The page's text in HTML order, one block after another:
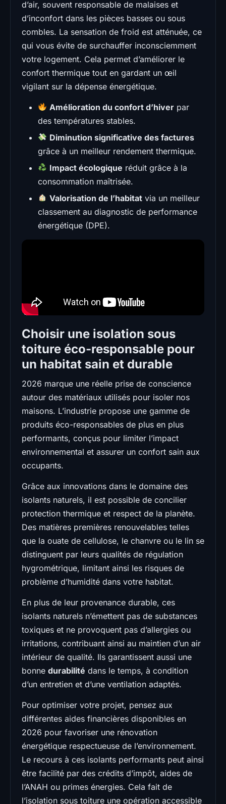
d’air, souvent responsable de malaises et
d’inconfort dans les pièces basses ou sous
combles. La sensation de froid est atténuée, ce
qui vous évite de surchauffer inconsciemment
votre logement. Cela permet d’améliorer le
confort thermique tout en gardant un œil
vigilant sur la dépense énergétique.
Amélioration du confort d’hiver par
des températures stables.
Diminution significative des factures
grâce à un meilleur rendement thermique.
Impact écologique réduit grâce à la
consommation maîtrisée.
Valorisation de l’habitat via un meilleur
classement au diagnostic de performance
énergétique (DPE).
Choisir une isolation sous
toiture éco-responsable pour
un habitat sain et durable
2026 marque une réelle prise de conscience
autour des matériaux utilisés pour isoler nos
maisons. L’industrie propose une gamme de
produits éco-responsables de plus en plus
performants, conçus pour limiter l’impact
environnemental et assurer un confort sain aux
occupants.
Grâce aux innovations dans le domaine des
isolants naturels, il est possible de concilier
protection thermique et respect de la planète.
Des matières premières renouvelables telles
que la ouate de cellulose, le chanvre ou le lin se
distinguent par leurs qualités de régulation
hygrométrique, limitant ainsi les risques de
problème d’humidité dans votre habitat.
En plus de leur provenance durable, ces
isolants naturels n’émettent pas de substances
toxiques et ne provoquent pas d’allergies ou
irritations, contribuant ainsi au maintien d’un air
intérieur de qualité. Ils garantissent aussi une
bonne durabilité dans le temps, à condition
d’un entretien et d’une ventilation adaptés.
Pour optimiser votre projet, pensez aux
différentes aides financières disponibles en
2026 pour favoriser une rénovation
énergétique respectueuse de l’environnement.
Le recours à ces isolants performants peut ainsi
être facilité par des crédits d’impôt, aides de
l’ANAH ou primes énergies. Cela fait de
l’isolation sous toiture une opération accessible